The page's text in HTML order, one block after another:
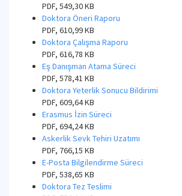
PDF, 549,30 KB
Doktora Öneri Raporu
PDF, 610,99 KB
Doktora Çalışma Raporu
PDF, 616,78 KB
Eş Danışman Atama Süreci
PDF, 578,41 KB
Doktora Yeterlik Sonucu Bildirimi
PDF, 609,64 KB
Erasmus İzin Süreci
PDF, 694,24 KB
Askerlik Sevk Tehiri Uzatımı
PDF, 766,15 KB
E-Posta Bilgilendirme Süreci
PDF, 538,65 KB
Doktora Tez Teslimi